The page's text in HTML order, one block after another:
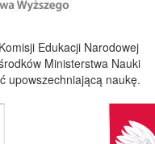
Edukacji Narodowej
Ministerstwa Nauki
upowszechniającą naukę.